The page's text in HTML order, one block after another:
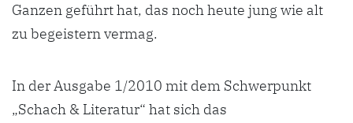
Ganzen geführt hat, das noch heute jung wie alt
zu begeistern vermag.
In der Ausgabe 1/2010 mit dem Schwerpunkt
„Schach & Literatur“ hat sich das